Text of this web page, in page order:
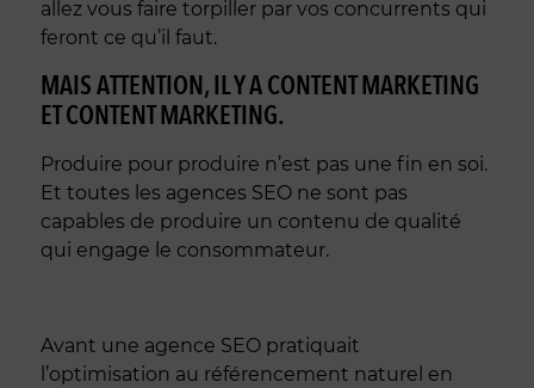
allez vous faire torpiller par vos concurrents qui
feront ce qu’il faut.
MAIS ATTENTION, IL Y A CONTENT MARKETING
ET CONTENT MARKETING.
Produire pour produire n’est pas une fin en soi.
Et toutes les agences SEO ne sont pas
capables de produire un contenu de qualité
qui engage le consommateur.
Avant une agence SEO pratiquait
l’optimisation au référencement naturel en